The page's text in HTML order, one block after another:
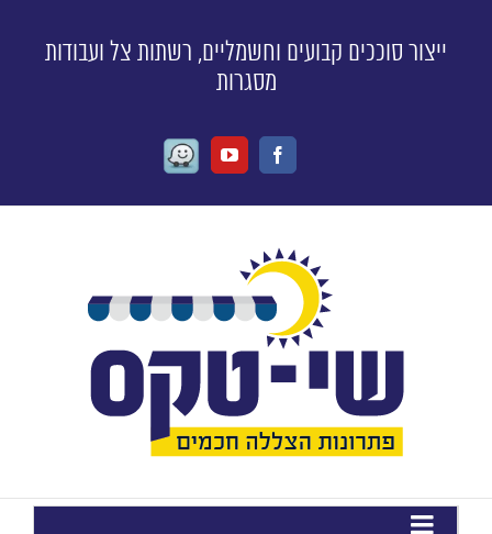
ייצור סוככים קבועים וחשמליים, רשתות צל ועבודות
מסגרות
Facebook
Youtube
Waze